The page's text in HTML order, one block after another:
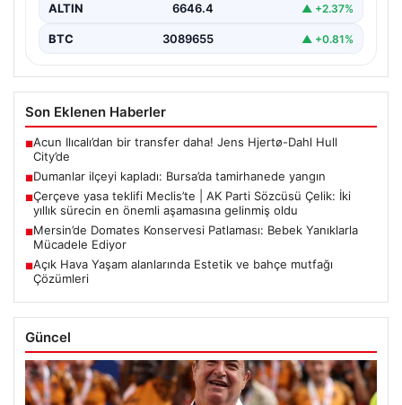
ALTIN 6646.4 ▲ +2.37%
BTC 3089655 ▲ +0.81%
Son Eklenen Haberler
■Acun Ilıcalı’dan bir transfer daha! Jens Hjertø-Dahl Hull
City’de
■Dumanlar ilçeyi kapladı: Bursa’da tamirhanede yangın
■Çerçeve yasa teklifi Meclis’te | AK Parti Sözcüsü Çelik: İki
yıllık sürecin en önemli aşamasına gelinmiş oldu
■Mersin’de Domates Konservesi Patlaması: Bebek Yanıklarla
Mücadele Ediyor
■Açık Hava Yaşam alanlarında Estetik ve bahçe mutfağı
Çözümleri
Güncel